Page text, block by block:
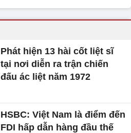
Phát hiện 13 hài cốt liệt sĩ
tại nơi diễn ra trận chiến
đấu ác liệt năm 1972
HSBC: Việt Nam là điểm đến
FDI hấp dẫn hàng đầu thế